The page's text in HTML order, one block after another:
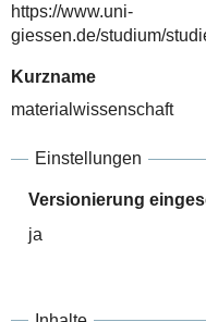
https://www.uni-
giessen.de/studium/
Kurzname
materialwissenschaft
Einstellungen
Versionierung
ja